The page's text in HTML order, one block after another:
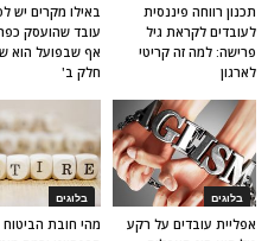
באילו מקרים יש
עובד שהועסק
אף שבפועל הוא
חלק ב'
תכנון רווחה פיננסית
לעובדים לקראת גיל
פרישה: למה זה קריטי
לארגון
בלוגים
מהי חובת הביטוח
בלוגים
אפליית עובדים על רקע